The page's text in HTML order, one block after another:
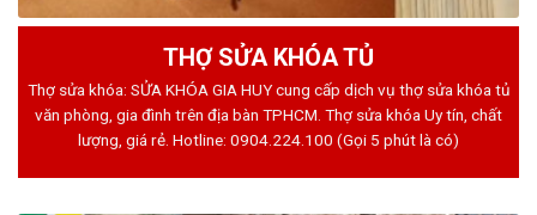
THỢ SỬA KHÓA TỦ
Thợ sửa khóa: SỬA KHÓA GIA HUY cung cấp dịch vụ thợ sửa khóa tủ
văn phòng, gia đình trên địa bàn TPHCM. Thợ sửa khóa Uy tín, chất
lượng, giá rẻ. Hotline: 0904.224.100 (Gọi 5 phút là có)